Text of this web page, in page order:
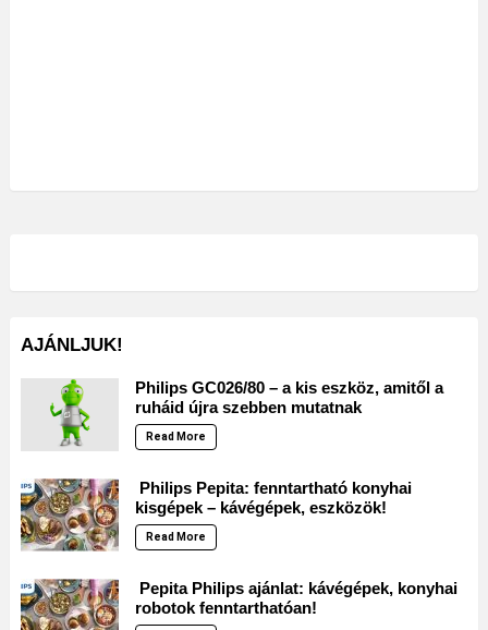
AJÁNLJUK!
Philips GC026/80 – a kis eszköz, amitől a
ruháid újra szebben mutatnak
Read More
Philips Pepita: fenntartható konyhai
kisgépek – kávégépek, eszközök!
Read More
Pepita Philips ajánlat: kávégépek, konyhai
robotok fenntarthatóan!